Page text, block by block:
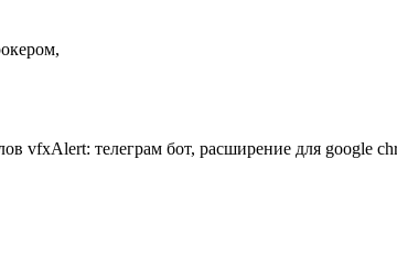
vfxAlert: телеграм бот, расширение для google